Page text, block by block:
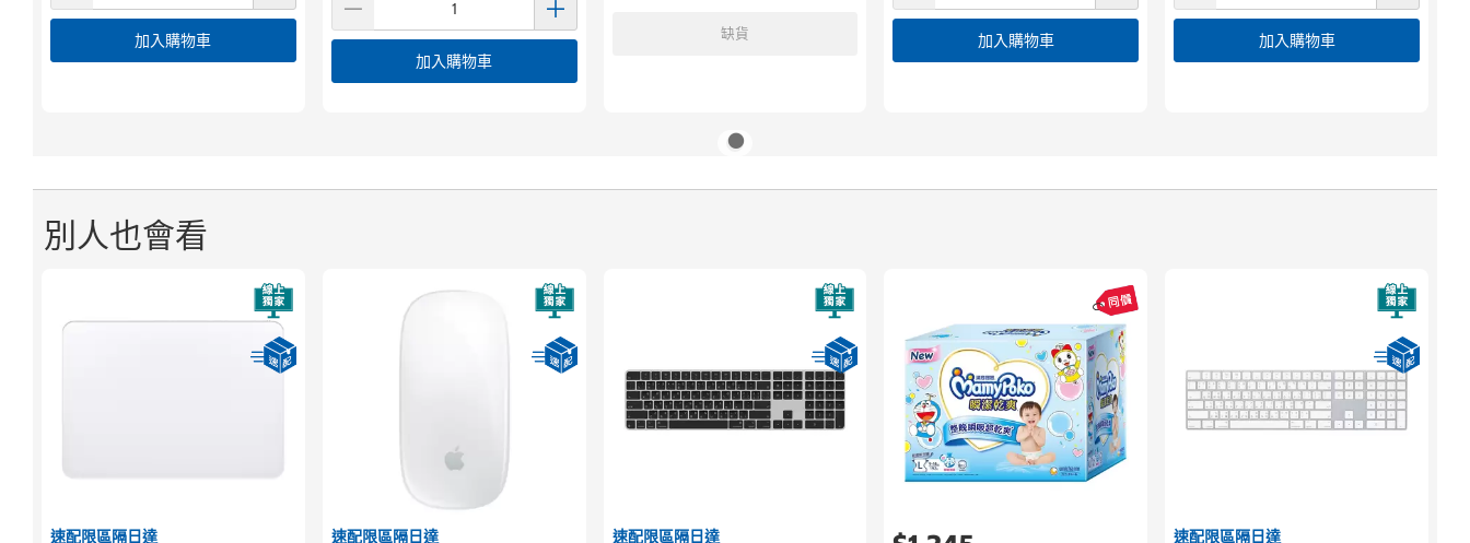
加入購物車
加入購物車
缺貨 加入購物車 加入購物車
別人也會看
速配限區隔日達 速配限區隔日達 速配限區隔日達 速配限區隔日達